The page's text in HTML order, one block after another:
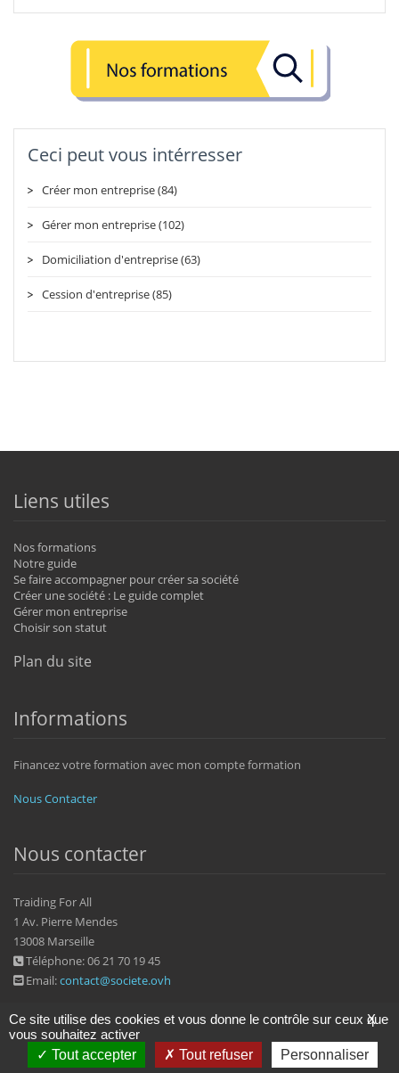
Ceci peut vous intérresser
Créer mon entreprise (84)
Gérer mon entreprise (102)
Domiciliation d'entreprise (63)
Cession d'entreprise (85)
Liens utiles
Nos formations
Notre guide
Se faire accompagner pour créer sa société
Créer une société : Le guide complet
Gérer mon entreprise
Choisir son statut
Plan du site
Informations
Financez votre formation avec mon compte formation
Nous Contacter
Nous contacter
Traiding For All
1 Av. Pierre Mendes
13008 Marseille
Téléphone: 06 21 70 19 45
Email:contact@societe.ovh
X
Ce site utilise des cookies et vous donne le contrôle sur ceux que
vous souhaitez activer
Tout accepter
Tout refuser
Personnaliser